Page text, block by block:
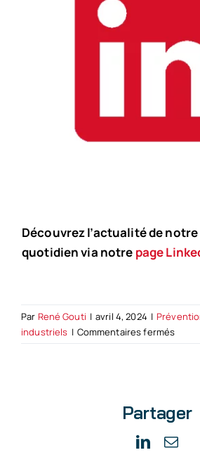
Découvrez l’actualité de
quotidien via notre page
Par René Gouti | avril 4, 2024 |
industriels | Commentaires ferméssur
de
Partager
LinkedIn